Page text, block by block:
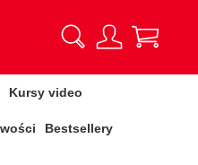
Kursy video
Bestsellery